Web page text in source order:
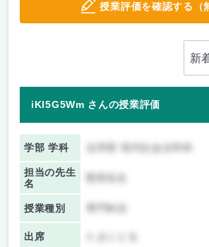
授業評価を確認する（
iKl5G5Wm さんの授業評価
学部 学科
担当の先生
名
授業種別
出席